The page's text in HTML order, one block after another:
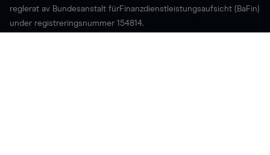
reglerat av Bundesanstalt fürFinanzdienstleistungsaufsicht (BaFin)
under registreringsnummer 154814.